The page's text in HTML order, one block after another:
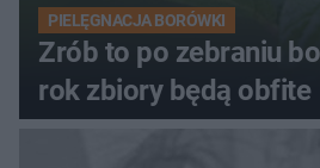
PIELĘGNACJA BORÓWKI
Zrób to po zebraniu
rok zbiory będą obfite